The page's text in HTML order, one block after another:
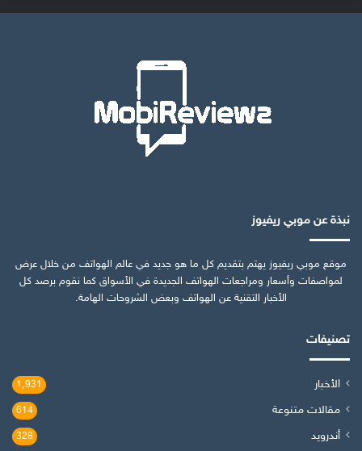
نبذة عن موبي ريفيوز
موقع موبي ريفيوز يهتم بتقديم كل ما هو جديد في عالم الهواتف من خلال عرض
لمواصفات وأسعار ومراجعات الهواتف الجديدة في الأسواق كما نقوم برصد كل
الأخبار التقنية عن الهواتف وبعض الشروحات الهامة.
تصنيفات
الأخبار 1٬931
مقالات متنوعة 614
أندرويد 328